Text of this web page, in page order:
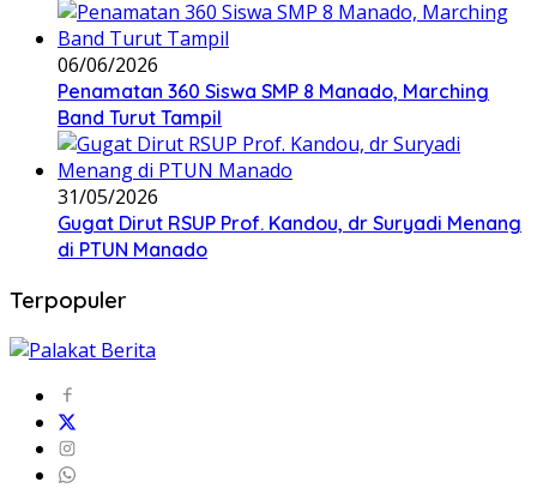
06/06/2026
Penamatan 360 Siswa SMP 8 Manado, Marching
Band Turut Tampil
31/05/2026
Gugat Dirut RSUP Prof. Kandou, dr Suryadi Menang
di PTUN Manado
Terpopuler